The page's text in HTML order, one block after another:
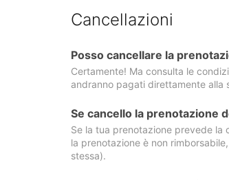
Cancellazioni
Posso cancellare la
Certamente! Ma consulta le
andranno pagati direttamente alla
Se cancello la prenotazione
Se la tua prenotazione prevede la
la prenotazione è non
stessa).